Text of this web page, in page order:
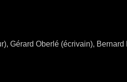
Gérard Oberlé (écrivain), Bernard